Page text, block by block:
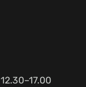
12.30–17.00